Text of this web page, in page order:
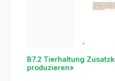
B7.2 Tierhaltung
produzieren»